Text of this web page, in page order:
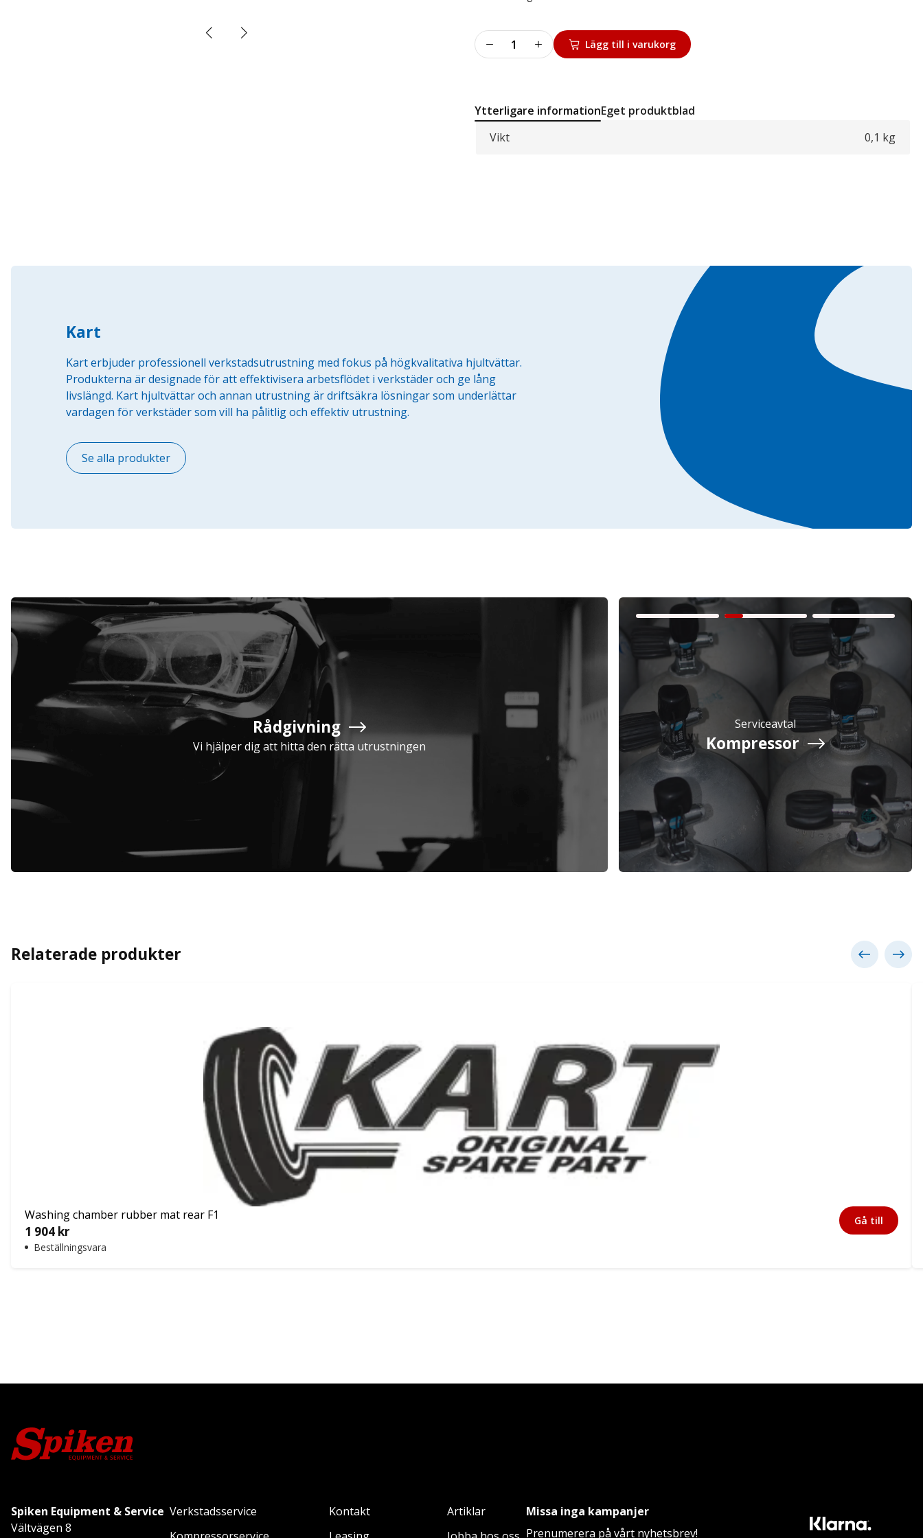
Exkl. moms
Privatperson Inkl. moms
Screw
mängd
Lägg till i varukorg
Ytterligare informationEget produktblad
Vikt
0,1 kg
Kart
Kart erbjuder professionell verkstadsutrustning med fokus på högkvalitativa hjultvättar.
Produkterna är designade för att effektivisera arbetsflödet i verkstäder och ge lång
livslängd. Kart hjultvättar och annan utrustning är driftsäkra lösningar som underlättar
vardagen för verkstäder som vill ha pålitlig och effektiv utrustning.
Se alla produkter
Rådgivning
Vi hjälper dig att hitta den rätta utrustningen
Serviceavtal
Hjulinställare Verkstad
Serviceavtal
Kompressor
Relaterade produkter
Washing chamber rubber mat rear F1
1 904 kr
Beställningsvara
Gå till
Spiken Equipment & Service
Vältvägen 8
Verkstadsservice
Kontakt
Artiklar
Missa inga kampanjer
Prenumerera på vårt nyhetsbrev!